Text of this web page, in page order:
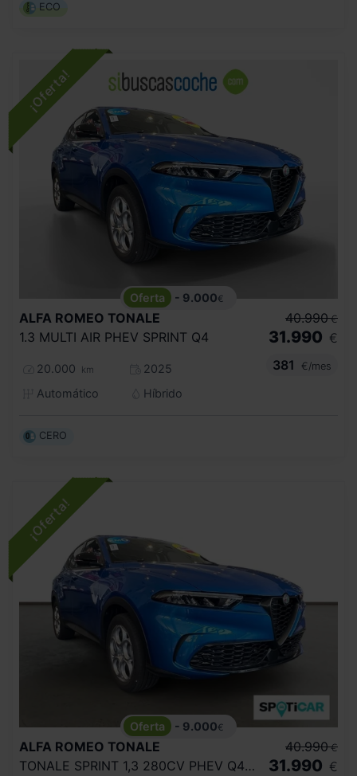
ECO
- 9.000€
ALFA ROMEO TONALE
1.3 MULTI AIR PHEV SPRINT Q4
20.000 km
2025
Automático
Híbrido
40.990 €
31.990 €
381
€/mes
CERO
- 9.000€
ALFA ROMEO TONALE
TONALE SPRINT 1,3 280CV PHEV Q4 E AWD
40.990 €
31.990 €